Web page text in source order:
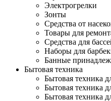
Электрогрелки
Зонты
Средства от
Товары для
Средства для
Наборы для
Банные
Бытовая техника
Бытовая техника
Бытовая техника
Бытовая техника